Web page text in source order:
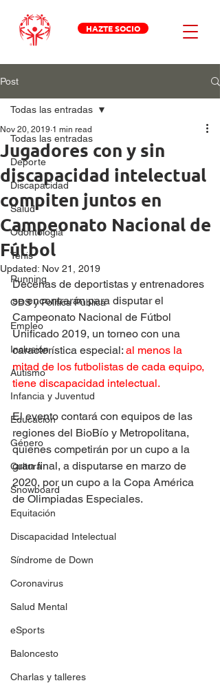
HAZTE SOCIO
Post
Todas las entradas
Deporte
Discapacidad
Salud
Odontologia
Tenis
Running
ODS y Política Pública
Empleo
Inclusión
Autismo
Infancia y Juventud
Educación
Género
Cultura
Snowboard
Equitación
Discapacidad Intelectual
Síndrome de Down
Coronavirus
Salud Mental
eSports
Baloncesto
Charlas y talleres
Todas las entradas
Jugadores con y sin
discapacidad intelectual
compiten juntos en
Campeonato Nacional de
Fútbol
Nov 20, 2019 1 min read
Updated: Nov 21, 2019
Decenas de deportistas y entrenadores
se encontrarán para disputar el
Campeonato Nacional de Fútbol
Unificado 2019, un torneo con una
característica especial: al menos la
mitad de los futbolistas de cada equipo,
tiene discapacidad intelectual.
El evento contará con equipos de las
regiones del BioBío y Metropolitana,
quienes competirán por un cupo a la
gran final, a disputarse en marzo de
2020, por un cupo a la Copa América
de Olimpiadas Especiales.